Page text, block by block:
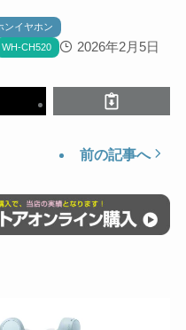
ンイヤホン
WH-CH520 2026年2月5日
前の記事へ